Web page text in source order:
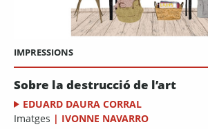
IMPRESSIONS
Sobre la destrucció de l’art
EDUARD DAURA CORRAL
Imatges | IVONNE NAVARRO